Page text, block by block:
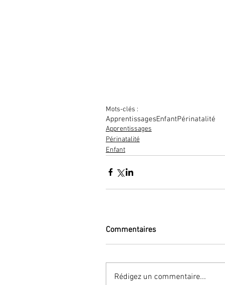
Mots-clés :
ApprentissagesEnfantPérinatalité
Apprentissages
Périnatalité
Enfant
Commentaires
Rédigez un commentaire...